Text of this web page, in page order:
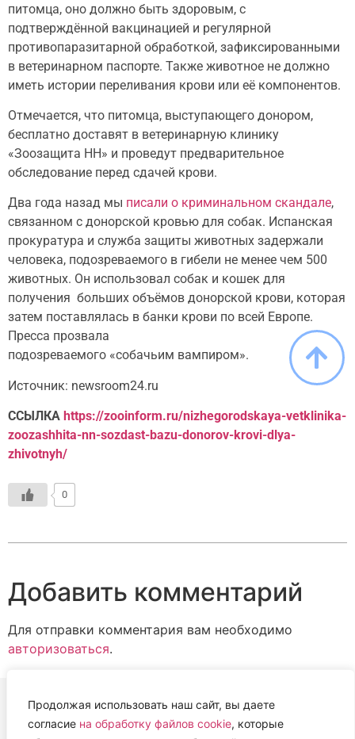
Продолжая использовать наш сайт, вы даете
согласие на обработку файлов cookie, которые
питомца, оно должно быть здоровым, с
подтверждённой вакцинацией и регулярной
противопаразитарной обработкой, зафиксированными
в ветеринарном паспорте. Также животное не должно
иметь истории переливания крови или её компонентов.
Отмечается, что питомца, выступающего донором,
бесплатно доставят в ветеринарную клинику
«Зоозащита НН» и проведут предварительное
обследование перед сдачей крови.
Два года назад мы писали о криминальном скандале,
связанном с донорской кровью для собак. Испанская
прокуратура и служба защиты животных задержали
человека, подозреваемого в гибели не менее чем 500
животных. Он использовал собак и кошек для
получения больших объёмов донорской крови, которая
затем поставлялась в банки крови по всей Европе.
Пресса прозвала
подозреваемого «собачьим вампиром».
Источник: newsroom24.ru
ССЫЛКА https://zooinform.ru/nizhegorodskaya-vetklinika-
zoozashhita-nn-sozdast-bazu-donorov-krovi-dlya-
zhivotnyh/
0
Добавить комментарий
Для отправки комментария вам необходимо
авторизоваться.
ВЕТЕРИНАРНАЯ АССОЦИАЦИЯ